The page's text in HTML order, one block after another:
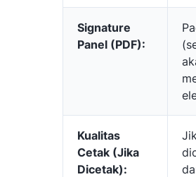
Signature
Panel (PDF):
Kualitas
Cetak (Jika
Dicetak):